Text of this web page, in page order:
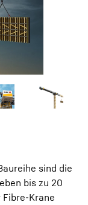
sind die
bis zu 20
Krane